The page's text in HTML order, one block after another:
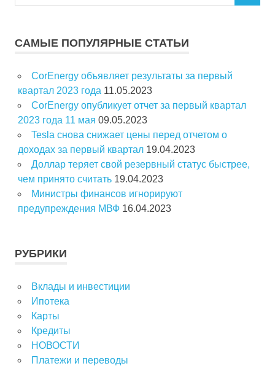
к
л
я
САМЫЕ ПОПУЛЯРНЫЕ СТАТЬИ
CorEnergy объявляет результаты за первый
квартал 2023 года 11.05.2023
CorEnergy опубликует отчет за первый квартал
2023 года 11 мая 09.05.2023
Tesla снова снижает цены перед отчетом о
доходах за первый квартал 19.04.2023
Доллар теряет свой резервный статус быстрее,
чем принято считать 19.04.2023
Министры финансов игнорируют
предупреждения МВФ 16.04.2023
РУБРИКИ
Вклады и инвестиции
Ипотека
Карты
Кредиты
НОВОСТИ
Платежи и переводы